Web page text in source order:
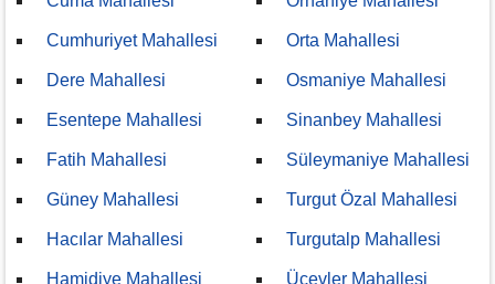
Cumhuriyet Mahallesi
Dere Mahallesi
Esentepe Mahallesi
Fatih Mahallesi
Güney Mahallesi
Hacılar Mahallesi
Hamidiye Mahallesi
Orta Mahallesi
Osmaniye Mahallesi
Sinanbey Mahallesi
Süleymaniye Mahallesi
Turgut Özal Mahallesi
Turgutalp Mahallesi
Üçevler Mahallesi